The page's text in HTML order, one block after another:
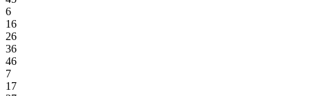
6
16
26
36
46
7
17